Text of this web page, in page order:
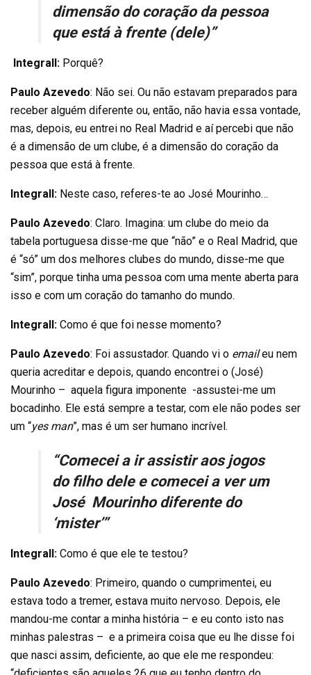
dimensão do coração da pessoa
que está à frente (dele)”
Integrall: Porquê?
Paulo Azevedo: Não sei. Ou não estavam preparados para
receber alguém diferente ou, então, não havia essa vontade,
mas, depois, eu entrei no Real Madrid e aí percebi que não
é a dimensão de um clube, é a dimensão do coração da
pessoa que está à frente.
Integrall: Neste caso, referes-te ao José Mourinho…
Paulo Azevedo: Claro. Imagina: um clube do meio da
tabela portuguesa disse-me que “não” e o Real Madrid, que
é “só” um dos melhores clubes do mundo, disse-me que
“sim”, porque tinha uma pessoa com uma mente aberta para
isso e com um coração do tamanho do mundo.
Integrall: Como é que foi nesse momento?
Paulo Azevedo: Foi assustador. Quando vi o emaileu nem
queria acreditar e depois, quando encontrei o (José)
Mourinho – aquela figura imponente -assustei-me um
bocadinho. Ele está sempre a testar, com ele não podes ser
um “yes man”, mas é um ser humano incrível.
“Comecei a ir assistir aos jogos
do filho dele e comecei a ver um
José Mourinho diferente do
‘mister’”
Integrall: Como é que ele te testou?
Paulo Azevedo: Primeiro, quando o cumprimentei, eu
estava todo a tremer, estava muito nervoso. Depois, ele
mandou-me contar a minha história – e eu conto isto nas
minhas palestras – e a primeira coisa que eu lhe disse foi
que nasci assim, deficiente, ao que ele me respondeu: